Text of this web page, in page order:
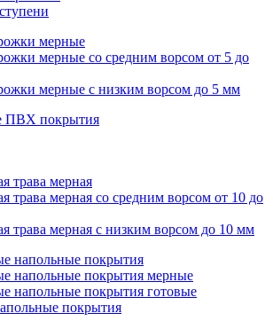
мерные
мерные со средним ворсом от 5 до
мерные с низким ворсом до 5 мм
ПВХ покрытия
трава мерная
трава мерная со средним ворсом от 10 до
трава мерная с низким ворсом до 10 мм
напольные покрытия
напольные покрытия мерные
напольные покрытия готовые
покрытия